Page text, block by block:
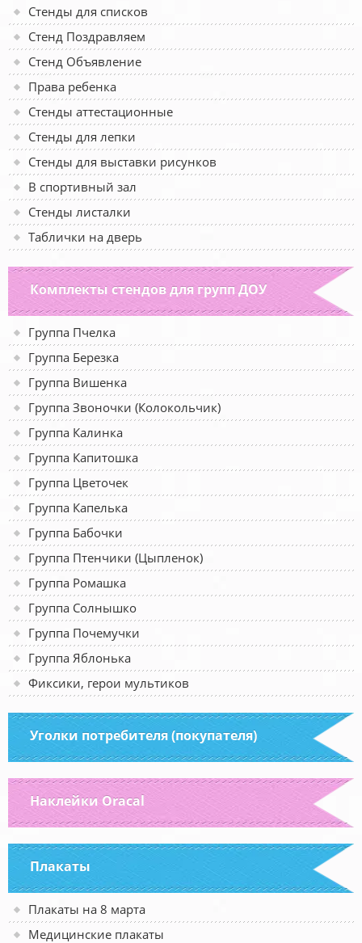
Стенды для списков
Стенд Поздравляем
Стенд Объявление
Права ребенка
Стенды аттестационные
Стенды для лепки
Стенды для выставки рисунков
В спортивный зал
Стенды листалки
Таблички на дверь
Комплекты стендов для групп ДОУ
Группа Пчелка
Группа Березка
Группа Вишенка
Группа Звоночки (Колокольчик)
Группа Калинка
Группа Капитошка
Группа Цветочек
Группа Капелька
Группа Бабочки
Группа Птенчики (Цыпленок)
Группа Ромашка
Группа Солнышко
Группа Почемучки
Группа Яблонька
Фиксики, герои мультиков
Уголки потребителя (покупателя)
Наклейки Oracal
Плакаты
Плакаты на 8 марта
Медицинские плакаты